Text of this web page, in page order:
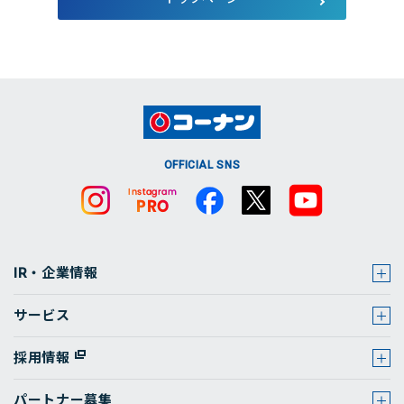
OFFICIAL SNS
IR・企業情報
サービス
採用情報
パートナー募集